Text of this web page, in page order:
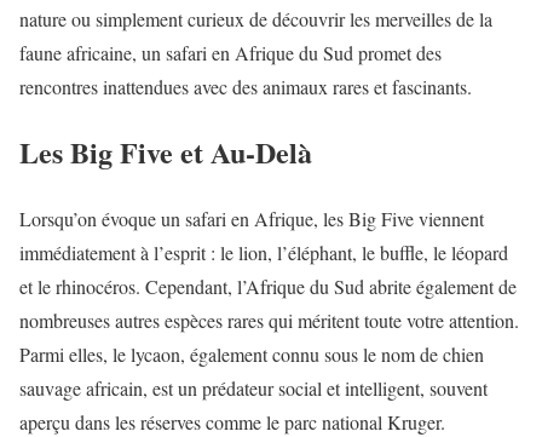
nature ou simplement curieux de découvrir les merveilles de la
faune africaine, un safari en Afrique du Sud promet des
rencontres inattendues avec des animaux rares et fascinants.
Les Big Five et Au-Delà
Lorsqu’on évoque un safari en Afrique, les Big Five viennent
immédiatement à l’esprit : le lion, l’éléphant, le buffle, le léopard
et le rhinocéros. Cependant, l’Afrique du Sud abrite également de
nombreuses autres espèces rares qui méritent toute votre attention.
Parmi elles, le lycaon, également connu sous le nom de chien
sauvage africain, est un prédateur social et intelligent, souvent
aperçu dans les réserves comme le parc national Kruger.